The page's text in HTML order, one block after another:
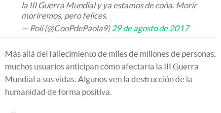
la III Guerra Mundial y ya estamos de coña. Morir
moriremos, pero felices.
— Poli (@ConPdePaola9)29 de agosto de 2017
Más allá del fallecimiento de miles de millones de personas,
muchos usuarios anticipan cómo afectaría la III Guerra
Mundial a sus vidas. Algunos ven la destrucción de la
humanidad de forma positiva.